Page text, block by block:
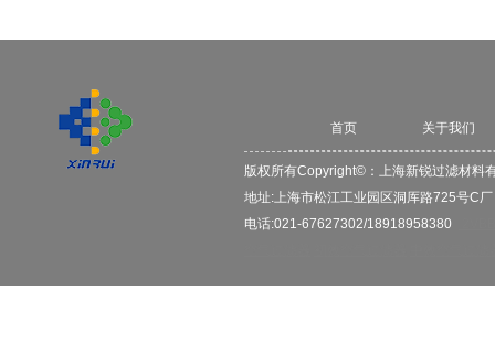
首页 关于我们
版权所有Copyright©： 上海新锐过滤材料
地址:上海市松江工业园区洞厍路725号C厂
电话:021-67627302/18918958380